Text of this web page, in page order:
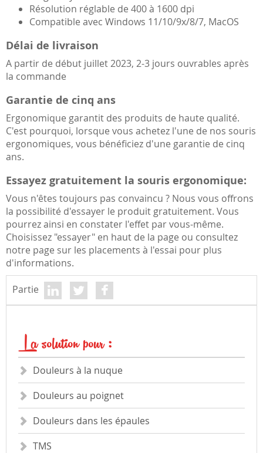
Résolution réglable de 400 à 1600 dpi
Compatible avec Windows 11/10/9x/8/7, MacOS
Délai de livraison
A partir de début juillet 2023, 2-3 jours ouvrables après
la commande
Garantie de cinq ans
Ergonomique garantit des produits de haute qualité.
C'est pourquoi, lorsque vous achetez l'une de nos souris
ergonomiques, vous bénéficiez d'une garantie de cinq
ans.
Essayez gratuitement la souris ergonomique:
Vous n'êtes toujours pas convaincu ? Nous vous offrons
la possibilité d'essayer le produit gratuitement. Vous
pourrez ainsi en constater l'effet par vous-même.
Choisissez "essayer" en haut de la page ou consultez
notre page sur les placements à l'essai pour plus
d'informations.
Partie
La solution pour :
Douleurs à la nuque
Douleurs au poignet
Douleurs dans les épaules
TMS